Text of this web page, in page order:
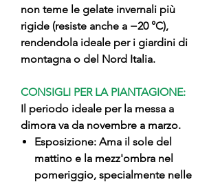
non teme le gelate invernali più
rigide (resiste anche a −20 °C),
rendendola ideale per i giardini di
montagna o del Nord Italia.
CONSIGLI PER LA PIANTAGIONE:
Il periodo ideale per la messa a
dimora va da novembre a marzo.
Esposizione: Ama il sole del
mattino e la mezz'ombra nel
pomeriggio, specialmente nelle